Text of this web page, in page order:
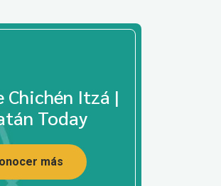
Chichén Itzá |
Today
más